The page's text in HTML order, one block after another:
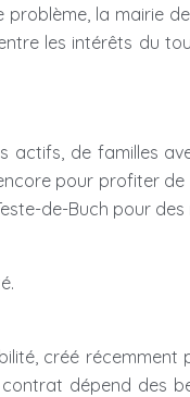
la mairie
les intérêts du
actifs, de familles
pour profiter
de-Buch pour des
créé
dépend des